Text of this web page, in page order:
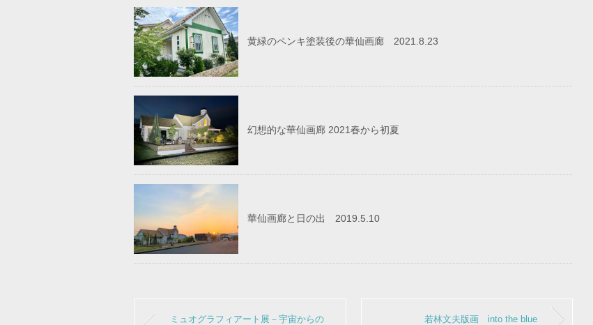
黄緑のペンキ塗装後の華仙画廊 2021.8.23
幻想的な華仙画廊 2021春から初夏
華仙画廊と日の出 2019.5.10
ミュオグラフィアート展－宇宙からの
若林文夫版画 into the blue